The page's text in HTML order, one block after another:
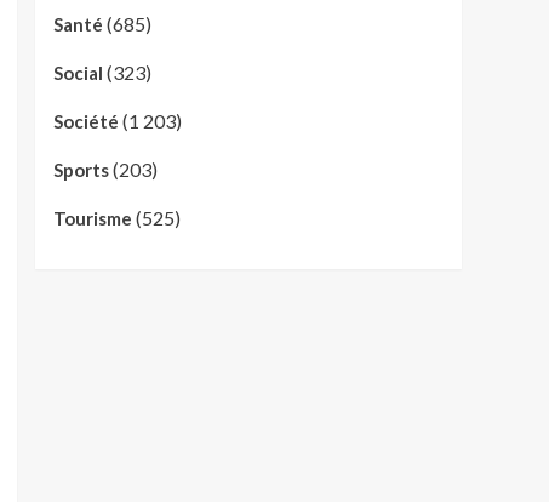
Santé (685)
Social (323)
Société (1 203)
Sports(203)
Tourisme (525)